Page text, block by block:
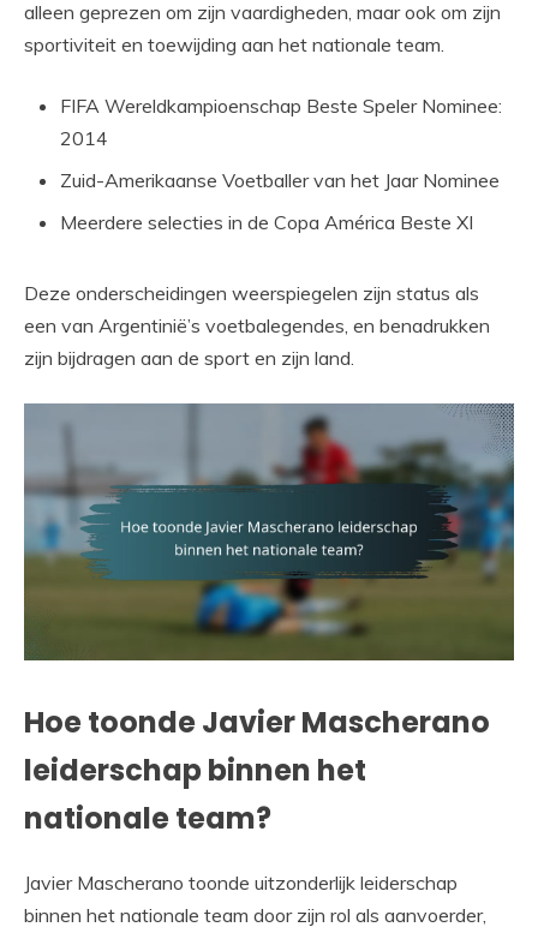
alleen geprezen om zijn vaardigheden, maar ook om zijn
sportiviteit en toewijding aan het nationale team.
FIFA Wereldkampioenschap Beste Speler Nominee:
2014
Zuid-Amerikaanse Voetballer van het Jaar Nominee
Meerdere selecties in de Copa América Beste XI
Deze onderscheidingen weerspiegelen zijn status als
een van Argentinië’s voetbalegendes, en benadrukken
zijn bijdragen aan de sport en zijn land.
Hoe toonde Javier Mascherano
leiderschap binnen het
nationale team?
Javier Mascherano toonde uitzonderlijk leiderschap
binnen het nationale team door zijn rol als aanvoerder,